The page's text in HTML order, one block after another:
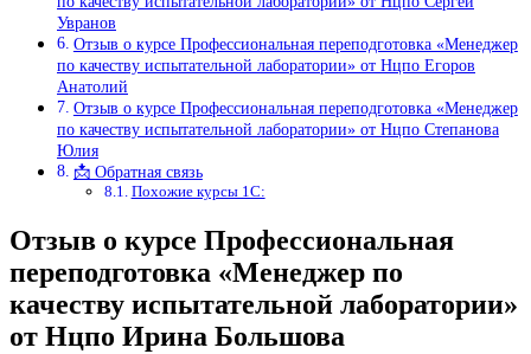
Увранов
Отзыв о курсе Профессиональная переподготовка «Менеджер
по качеству испытательной лаборатории» от Нцпо Егоров
Анатолий
Отзыв о курсе Профессиональная переподготовка «Менеджер
по качеству испытательной лаборатории» от Нцпо Степанова
Юлия
📩 Обратная связь
Похожие курсы 1С:
Отзыв о курсе Профессиональная
переподготовка «Менеджер по
качеству испытательной лаборатории»
от Нцпо Ирина Большова